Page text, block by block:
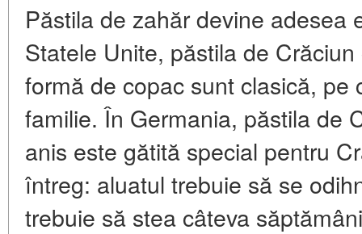
Păstila de zahăr devine adesea
Statele Unite, păstila de
formă de copac sunt clasică, pe
familie. În Germania, păstila de
anis este gătită special pentru
întreg: aluatul trebuie să se
trebuie să stea câteva